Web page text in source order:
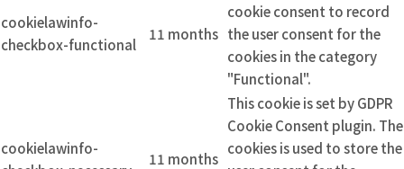
cookielawinfo-
checkbox-functional
11 months
cookie consent to record
the user consent for the
cookies in the category
"Functional".
cookielawinfo-
11 months
This cookie is set by GDPR
Cookie Consent plugin. The
cookies is used to store the